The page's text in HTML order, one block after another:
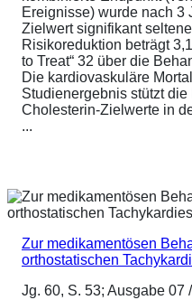
Ereignisse) wurde nach 3
Zielwert signifikant
Risikoreduktion beträgt
to Treat“ 32 über die
Die kardiovaskuläre
Studienergebnis stützt
Cholesterin-Zielwerte in
...
Zur medikamentösen
orthostatischen
Jg. 60, S. 53; Ausgabe 07